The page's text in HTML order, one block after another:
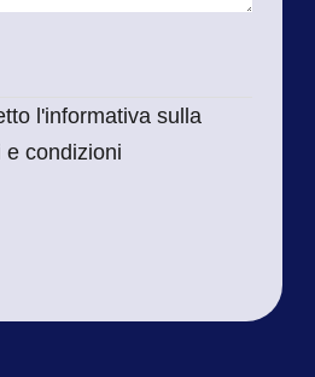
l'informativa sulla
e condizioni